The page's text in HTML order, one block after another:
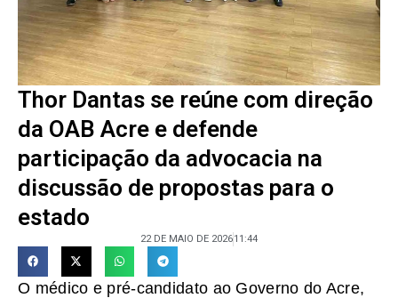
Thor Dantas se reúne com direção
da OAB Acre e defende
participação da advocacia na
discussão de propostas para o
estado
22 DE MAIO DE 202611:44
O médico e pré-candidato ao Governo do Acre,